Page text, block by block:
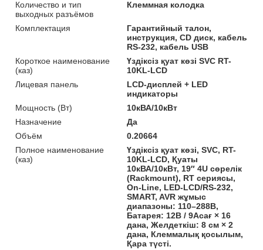
Количество и тип
выходных разъёмов
Клеммная колодка
Комплектация
Гарантийный талон,
инструкция, CD диск, кабель
RS-232, кабель USB
Короткое наименование
(каз)
Үздіксіз қуат көзі SVC RT-
10KL-LCD
Лицевая панель
LCD-дисплей + LED
индикаторы
Мощность (Bт)
10кВА/10кВт
Назначение
Да
Объём
0.20664
Полное наименование
(каз)
Үздіксіз қуат көзі, SVC, RT-
10KL-LCD, Қуаты
10кВА/10кВт, 19″ 4U сөрелік
(Rackmount), RT сериясы,
On-Line, LED-LCD/RS-232,
SMART, AVR жұмыс
диапазоны: 110–288В,
Батарея: 12В / 9Асағ × 16
дана, Желдеткіш: 8 см × 2
дана, Клеммалық қосылым,
Қара түсті.